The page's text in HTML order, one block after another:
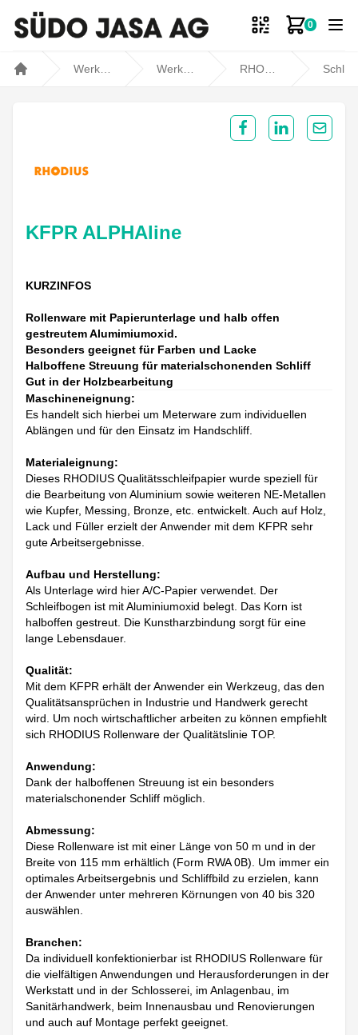
0
Zum
KFPR ALPHAline
KURZINFOS
Rollenware mit Papierunterlage und halb offen
gestreutem Alumimiumoxid.
Besonders geeignet für Farben und Lacke
Halboffene Streuung für materialschonenden Schliff
Gut in der Holzbearbeitung
Maschineneignung:
Es handelt sich hierbei um Meterware zum individuellen
Ablängen und für den Einsatz im Handschliff.
Materialeignung:
Dieses RHODIUS Qualitätsschleifpapier wurde speziell für
die Bearbeitung von Aluminium sowie weiteren NE-Metallen
wie Kupfer, Messing, Bronze, etc. entwickelt. Auch auf Holz,
Lack und Füller erzielt der Anwender mit dem KFPR sehr
gute Arbeitsergebnisse.
Aufbau und Herstellung:
Als Unterlage wird hier A/C-Papier verwendet. Der
Schleifbogen ist mit Aluminiumoxid belegt. Das Korn ist
halboffen gestreut. Die Kunstharzbindung sorgt für eine
lange Lebensdauer.
Qualität:
Mit dem KFPR erhält der Anwender ein Werkzeug, das den
Qualitätsansprüchen in Industrie und Handwerk gerecht
wird. Um noch wirtschaftlicher arbeiten zu können empfiehlt
sich RHODIUS Rollenware der Qualitätslinie TOP.
Anwendung:
Dank der halboffenen Streuung ist ein besonders
materialschonender Schliff möglich.
Abmessung:
Diese Rollenware ist mit einer Länge von 50 m und in der
Breite von 115 mm erhältlich (Form RWA 0B). Um immer ein
optimales Arbeitsergebnis und Schliffbild zu erzielen, kann
der Anwender unter mehreren Körnungen von 40 bis 320
auswählen.
Branchen:
Da individuell konfektionierbar ist RHODIUS Rollenware für
die vielfältigen Anwendungen und Herausforderungen in der
Werkstatt und in der Schlosserei, im Anlagenbau, im
Sanitärhandwerk, beim Innenausbau und Renovierungen
und auch auf Montage perfekt geeignet.
Share on Facebook
Share onShare